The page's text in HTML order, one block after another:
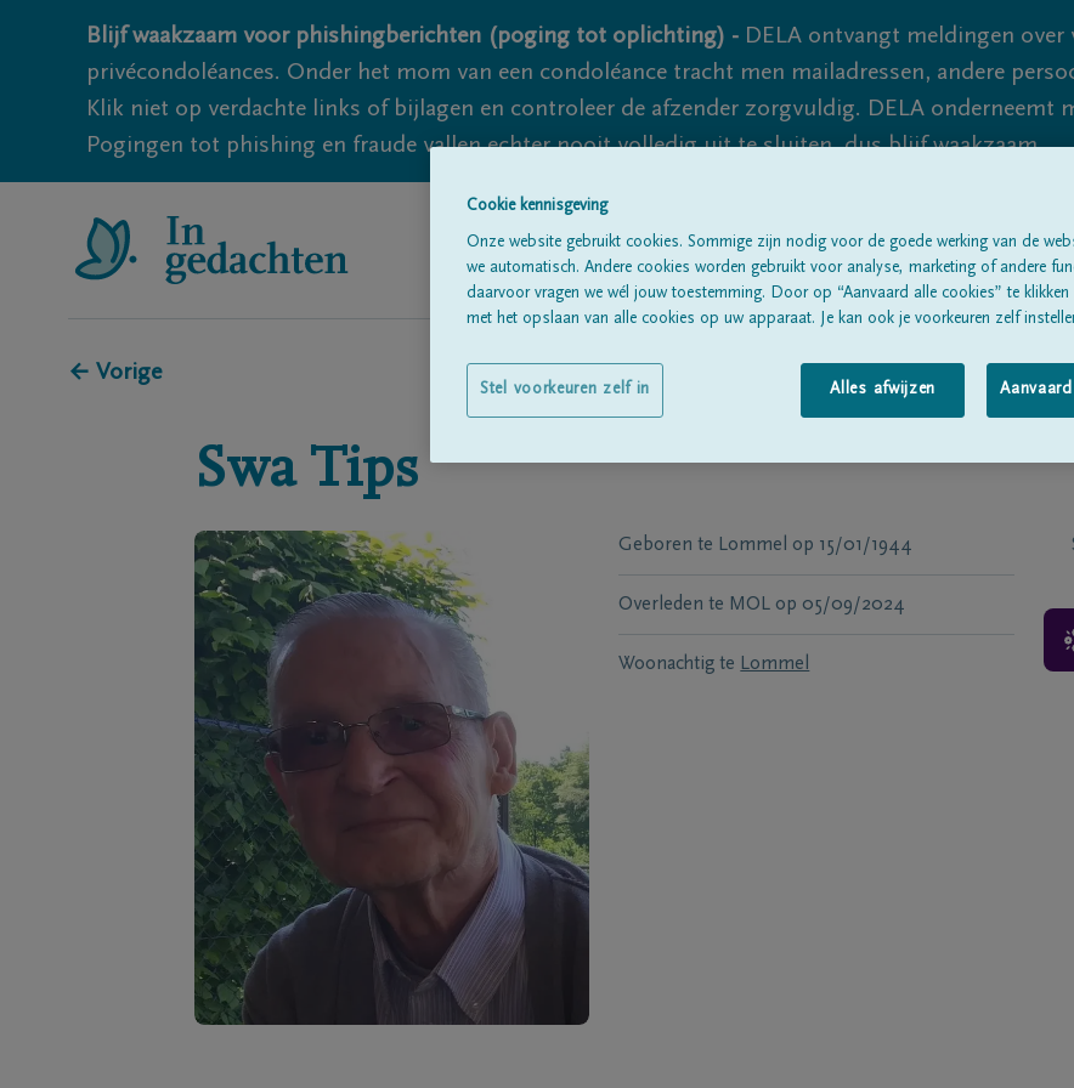
Blijf waakzaam voor phishingberichten (poging tot oplichting) - DELA ontvangt meldingen over
privécondoléances. Onder het mom van een condoléance tracht men mailadressen, andere
Klik niet op verdachte links of bijlagen en controleer de afzender zorgvuldig. DELA onderneemt
Pogingen tot phishing en fraude vallen echter nooit volledig uit te sluiten, dus blijf waakzaam.
Alle rouwberichtenOver ons
← Vorige
Swa Tips
Geboren te Lommel op 15/01/1944
Overleden te MOL op 05/09/2024
Woonachtig te Lommel
Cookie kennisgeving
Onze website gebruikt cookies. Sommige zijn nodig voor de goede werking van de
we automatisch. Andere cookies worden gebruikt voor analyse, marketing of andere
daarvoor vragen we wél jouw toestemming. Door op “Aanvaard alle cookies” te
met het opslaan van alle cookies op uw apparaat. Je kan ook je voorkeuren zelf
Alles afwijzen
Stel voorkeuren zelf in